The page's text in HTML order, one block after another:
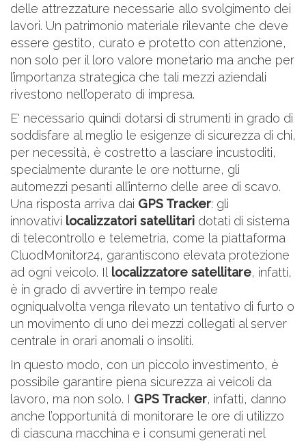
delle attrezzature necessarie allo svolgimento dei
lavori. Un patrimonio materiale rilevante che deve
essere gestito, curato e protetto con attenzione,
non solo per il loro valore monetario ma anche per
l’importanza strategica che tali mezzi aziendali
rivestono nell’operato di impresa.
E' necessario quindi dotarsi di strumenti in grado di
soddisfare al meglio le esigenze di sicurezza di chi,
per necessità, è costretto a lasciare incustoditi,
specialmente durante le ore notturne, gli
automezzi pesanti all’interno delle aree di scavo.
Una risposta arriva dai GPS Tracker: gli
innovativi localizzatori satellitari dotati di sistema
di telecontrollo e telemetria, come la piattaforma
CluodMonitor24, garantiscono elevata protezione
ad ogni veicolo. Il localizzatore satellitare, infatti,
è in grado di avvertire in tempo reale
ogniqualvolta venga rilevato un tentativo di furto o
un movimento di uno dei mezzi collegati al server
centrale in orari anomali o insoliti.
In questo modo, con un piccolo investimento, è
possibile garantire piena sicurezza ai veicoli da
lavoro, ma non solo. I GPS Tracker, infatti, danno
anche l’opportunità di monitorare le ore di utilizzo
di ciascuna macchina e i consumi generati nel